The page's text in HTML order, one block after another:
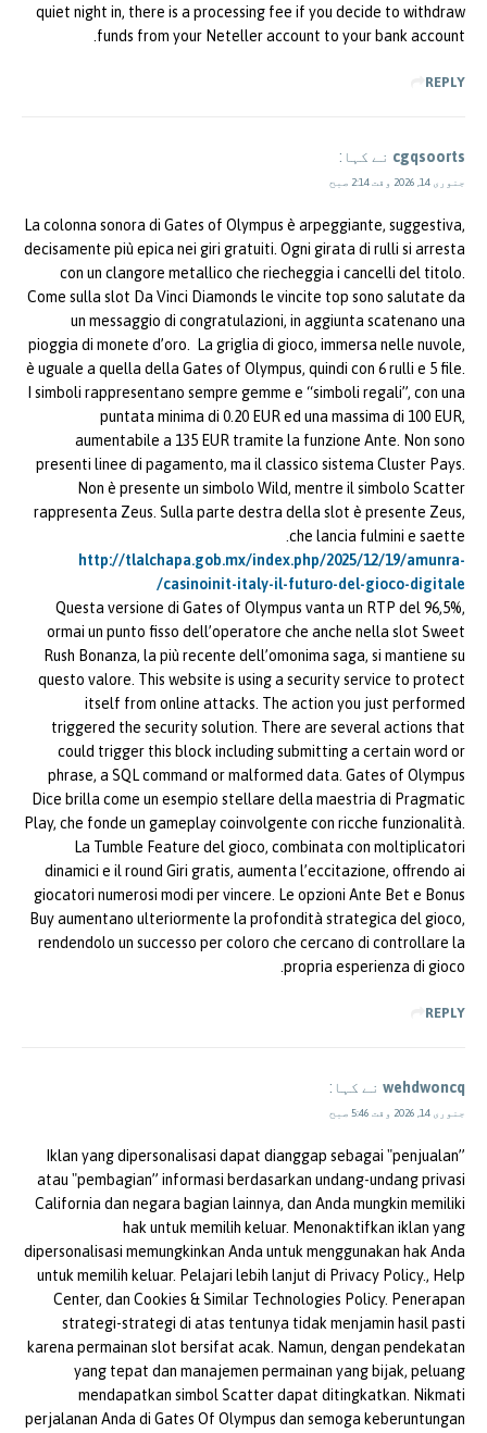
quiet night in, there is a processing fee if you decide to withdraw
funds from your Neteller account to your bank account.
REPLY
cgqsoorts نے کہا:
جنوری 14, 2026 وقت 2:14 صبح
La colonna sonora di Gates of Olympus è arpeggiante, suggestiva,
decisamente più epica nei giri gratuiti. Ogni girata di rulli si arresta
con un clangore metallico che riecheggia i cancelli del titolo.
Come sulla slot Da Vinci Diamonds le vincite top sono salutate da
un messaggio di congratulazioni, in aggiunta scatenano una
pioggia di monete d’oro. La griglia di gioco, immersa nelle nuvole,
è uguale a quella della Gates of Olympus, quindi con 6 rulli e 5 file.
I simboli rappresentano sempre gemme e “simboli regali”, con una
puntata minima di 0.20 EUR ed una massima di 100 EUR,
aumentabile a 135 EUR tramite la funzione Ante. Non sono
presenti linee di pagamento, ma il classico sistema Cluster Pays.
Non è presente un simbolo Wild, mentre il simbolo Scatter
rappresenta Zeus. Sulla parte destra della slot è presente Zeus,
che lancia fulmini e saette.
http://tlalchapa.gob.mx/index.php/2025/12/19/amunra-
casinoinit-italy-il-futuro-del-gioco-digitale/
Questa versione di Gates of Olympus vanta un RTP del 96,5%,
ormai un punto fisso dell’operatore che anche nella slot Sweet
Rush Bonanza, la più recente dell’omonima saga, si mantiene su
questo valore. This website is using a security service to protect
itself from online attacks. The action you just performed
triggered the security solution. There are several actions that
could trigger this block including submitting a certain word or
phrase, a SQL command or malformed data. Gates of Olympus
Dice brilla come un esempio stellare della maestria di Pragmatic
Play, che fonde un gameplay coinvolgente con ricche funzionalità.
La Tumble Feature del gioco, combinata con moltiplicatori
dinamici e il round Giri gratis, aumenta l’eccitazione, offrendo ai
giocatori numerosi modi per vincere. Le opzioni Ante Bet e Bonus
Buy aumentano ulteriormente la profondità strategica del gioco,
rendendolo un successo per coloro che cercano di controllare la
propria esperienza di gioco.
REPLY
wehdwoncq نے کہا:
جنوری 14, 2026 وقت 5:46 صبح
Iklan yang dipersonalisasi dapat dianggap sebagai "penjualan”
atau "pembagian” informasi berdasarkan undang-undang privasi
California dan negara bagian lainnya, dan Anda mungkin memiliki
hak untuk memilih keluar. Menonaktifkan iklan yang
dipersonalisasi memungkinkan Anda untuk menggunakan hak Anda
untuk memilih keluar. Pelajari lebih lanjut di Privacy Policy., Help
Center, dan Cookies & Similar Technologies Policy. Penerapan
strategi-strategi di atas tentunya tidak menjamin hasil pasti
karena permainan slot bersifat acak. Namun, dengan pendekatan
yang tepat dan manajemen permainan yang bijak, peluang
mendapatkan simbol Scatter dapat ditingkatkan. Nikmati
perjalanan Anda di Gates Of Olympus dan semoga keberuntungan